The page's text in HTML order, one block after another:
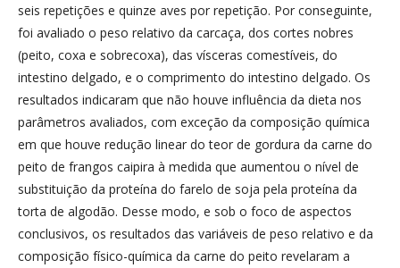
seis repetições e quinze aves por repetição. Por conseguinte,
foi avaliado o peso relativo da carcaça, dos cortes nobres
(peito, coxa e sobrecoxa), das vísceras comestíveis, do
intestino delgado, e o comprimento do intestino delgado. Os
resultados indicaram que não houve influência da dieta nos
parâmetros avaliados, com exceção da composição química
em que houve redução linear do teor de gordura da carne do
peito de frangos caipira à medida que aumentou o nível de
substituição da proteína do farelo de soja pela proteína da
torta de algodão. Desse modo, e sob o foco de aspectos
conclusivos, os resultados das variáveis de peso relativo e da
composição físico-química da carne do peito revelaram a